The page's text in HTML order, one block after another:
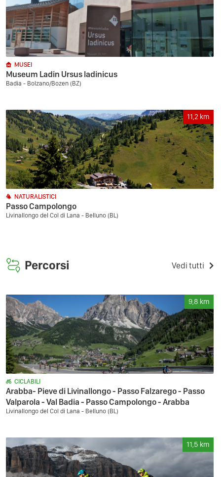
MUSEI
Museum Ladin Ursus ladinicus
Badia - Bolzano/Bozen (BZ)
11,2 km
NATURALISTICI
Passo Campolongo
Livinallongo del Col di Lana - Belluno (BL)
Percorsi Vedi tutti
9,8 km
CICLABILI
Arabba- Pieve di Livinallongo - Passo Falzarego - Passo
Valparola - Val Badia - Passo Campolongo - Arabba
Livinallongo del Col di Lana - Belluno (BL)
11,5 km